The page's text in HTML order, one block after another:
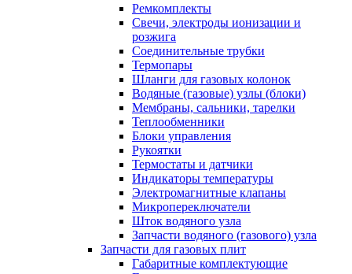
Ремкомплекты
Свечи, электроды ионизации и
розжига
Соединительные трубки
Термопары
Шланги для газовых колонок
Водяные (газовые) узлы (блоки)
Мембраны, сальники, тарелки
Теплообменники
Блоки управления
Рукоятки
Термостаты и датчики
Индикаторы температуры
Электромагнитные клапаны
Микропереключатели
Шток водяного узла
Запчасти водяного (газового) узла
Запчасти для газовых плит
Габаритные комплектующие